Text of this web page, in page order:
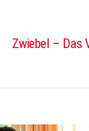
Zwiebel – Das